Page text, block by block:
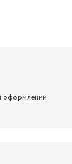
оформлении